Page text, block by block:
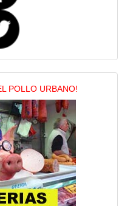
POLLO URBANO!